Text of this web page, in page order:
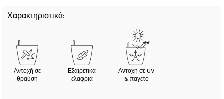
Χαρακτηριστικά:
Αντοχή σε
θραύση
Εξαιρετικά
ελαφριά
Αντοχή σε UV
& παγετό